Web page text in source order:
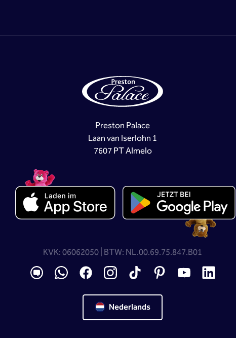
Preston Palace
Laan van Iserlohn 1
7607 PT Almelo
KVK: 06062050 | BTW: NL.00.69.75.847.B01
Nederlands